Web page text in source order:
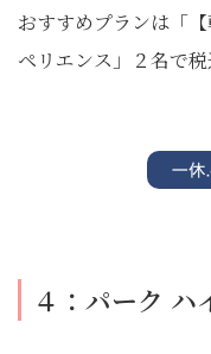
おすすめプランは「
ペリエンス」２名で税
４：パーク ハ